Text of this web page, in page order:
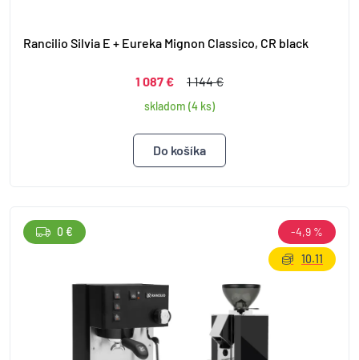
Rancilio Silvia E + Eureka Mignon Classico, CR black
1 087 € 1 144 €
skladom (4 ks)
0 €
-4,9 %
10.11